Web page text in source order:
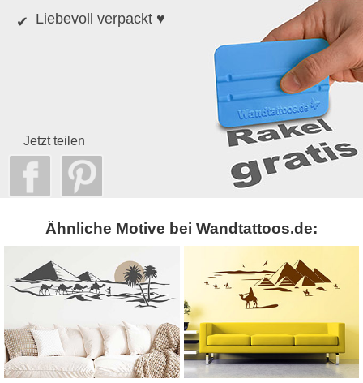
Liebevoll verpackt ♥
Jetzt teilen
Ähnliche Motive bei Wandtattoos.de: